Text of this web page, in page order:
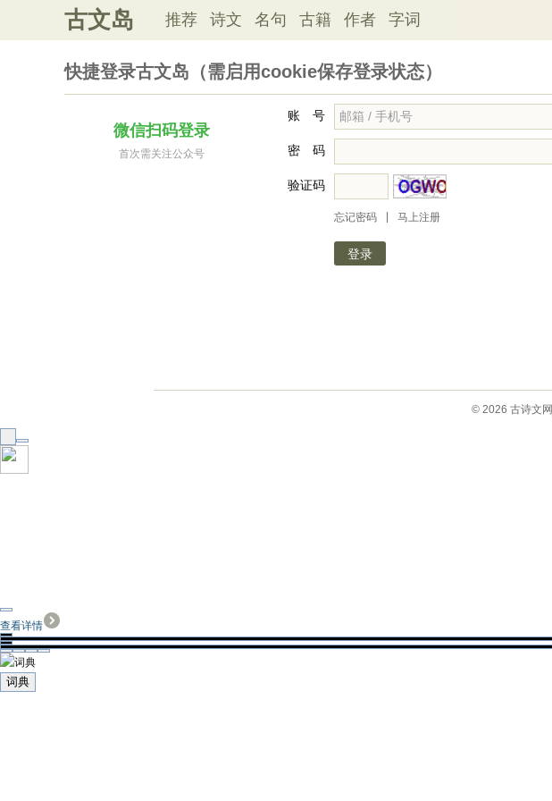
古文岛 推荐 诗文 名句 古籍 作者 字词
快捷登录古文岛（需启用cookie保存登录状态）
微信扫码登录
首次需关注公众号
账 号
密 码
验证码
忘记密码 马上注册
© 2026 古诗文网
查看详情
词典